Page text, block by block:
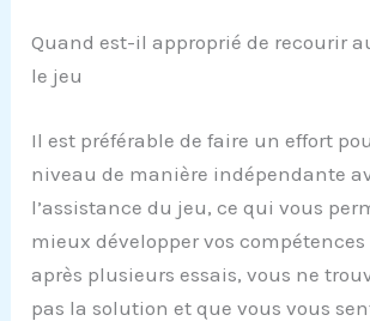
Quand est-il approprié de recourir
le jeu
Il est préférable de faire un effort
niveau de manière indépendante
l’assistance du jeu, ce qui vous
mieux développer vos compétences
après plusieurs essais, vous ne
pas la solution et que vous vous